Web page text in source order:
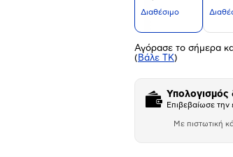
Διαθέσιμο
Αγόρασε το σήμερα
( Βάλε ΤΚ)
Επιβεβαίωσε
Με πιστωτική